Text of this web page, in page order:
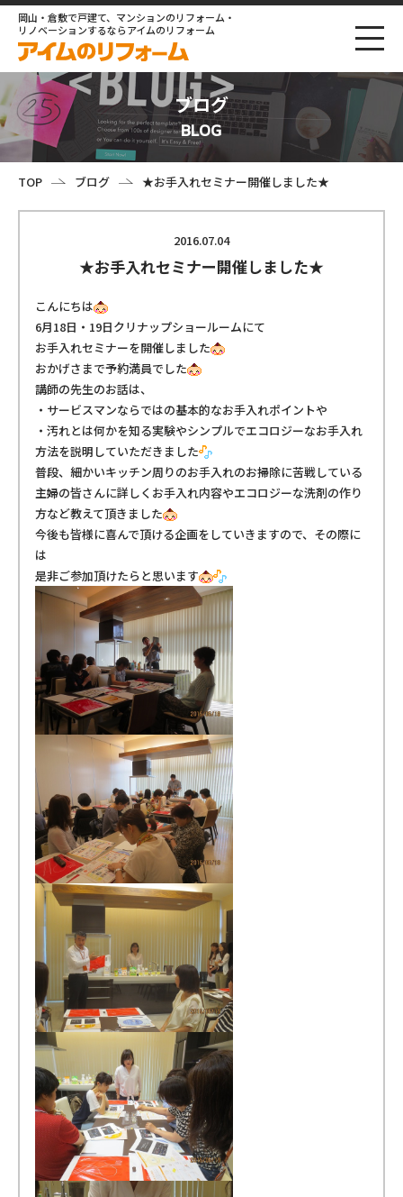
岡山・倉敷で戸建て、マンションのリフォーム・
リノベーションするならアイムのリフォーム
ブログ
BLOG
TOP ブログ ★お手入れセミナー開催しました★
2016.07.04
★お手入れセミナー開催しました★
こんにちは
6月18日・19日クリナップショールームにて
お手入れセミナーを開催しました
おかげさまで予約満員でした
講師の先生のお話は、
・サービスマンならではの基本的なお手入れポイントや
・汚れとは何かを知る実験やシンプルでエコロジーなお手入れ
方法を説明していただきました
普段、細かいキッチン周りのお手入れのお掃除に苦戦している
主婦の皆さんに詳しくお手入れ内容やエコロジーな洗剤の作り
方など教えて頂きました
今後も皆様に喜んで頂ける企画をしていきますので、その際に
は
是非ご参加頂けたらと思います